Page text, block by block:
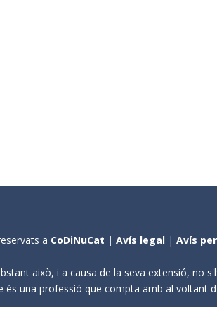
a CoDiNuCat |Avís legal |Avís
això, i a causa de la seva extensió, no
una professió que compta amb al voltant